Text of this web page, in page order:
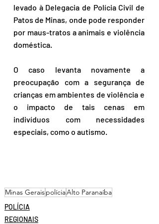
levado à Delegacia de Polícia Civil de
Patos de Minas, onde pode responder
por maus-tratos a animais e violência
doméstica.
O caso levanta novamente a
preocupação com a segurança de
crianças em ambientes de violência e
o impacto de tais cenas em
indivíduos com necessidades
especiais, como o autismo.
Minas GeraispolíciaAlto Paranaíba
POLÍCIA
REGIONAIS